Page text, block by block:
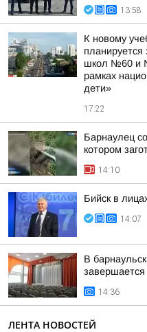
13:58
К новому
школ №60 и
рамках
дети»
17:22
Барнаулец
котором
14:10
Бийск в
14:07
В
14:36
ЛЕНТА НОВОСТЕЙ